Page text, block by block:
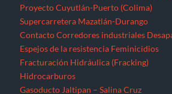
Militarización
Minería
Minería en el Cerro de San Pedro
Minería en el Istmo de Tehuantepec
MorelosNayaritNOTICIASNoticias
OaxacaPalabras del EZLN
Parques eólicos